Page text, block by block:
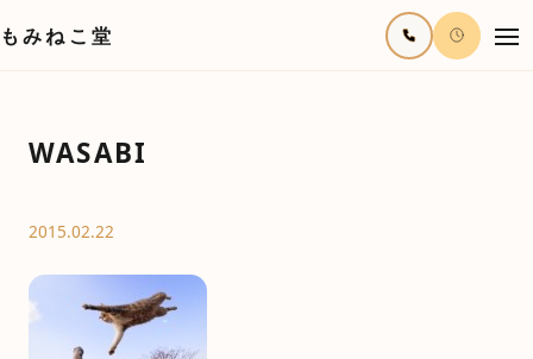
もみねこ堂
WASABI
2015.02.22